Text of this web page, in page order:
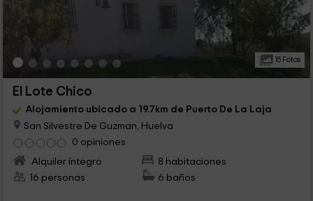
15 Fotos
El Lote Chico
Alojamiento ubicado a 19.7km de Puerto De La Laja
San Silvestre De Guzman, Huelva
0 opiniones
Alquiler íntegro
8 habitaciones
16 personas
6 baños